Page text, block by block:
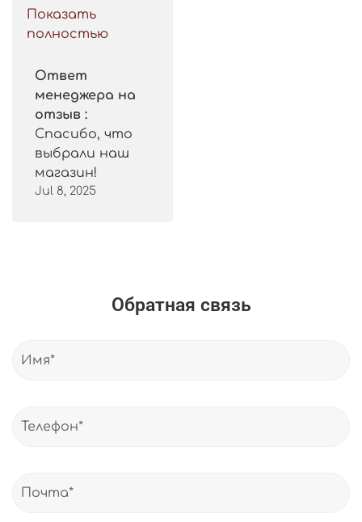
такой цены.
Рекомендую.
Показать
полностью
Ответ
менеджера на
отзыв :
Спасибо, что
выбрали наш
магазин!
Jul 8, 2025
Обратная связь